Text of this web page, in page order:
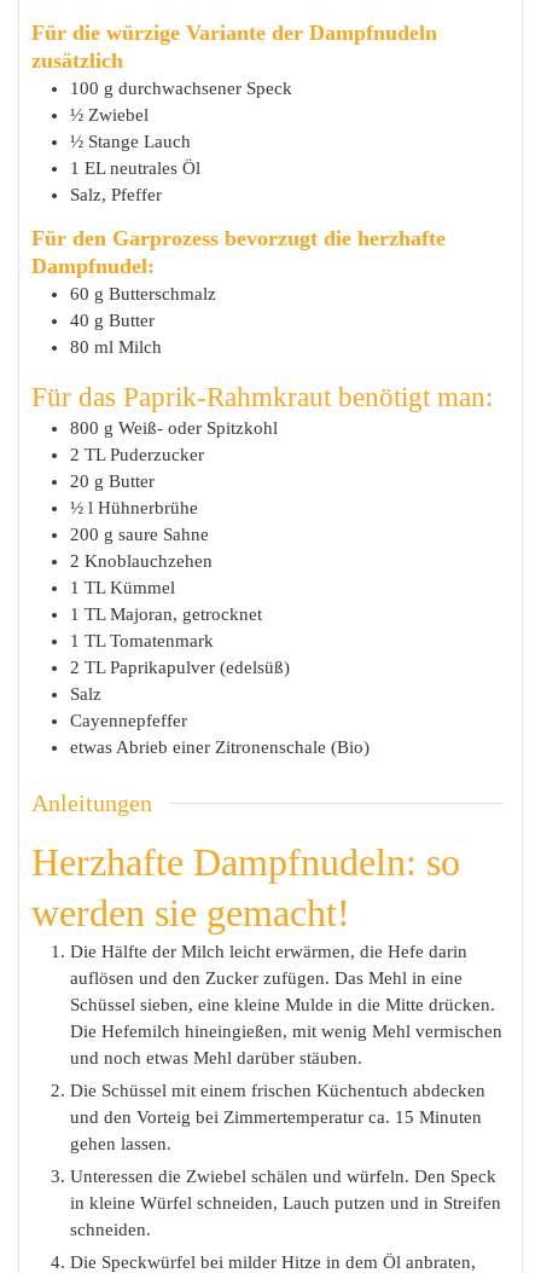
Für die würzige Variante der Dampfnudeln
zusätzlich
100 g durchwachsener Speck
½ Zwiebel
½ Stange Lauch
1 EL neutrales Öl
Salz, Pfeffer
Für den Garprozess bevorzugt die herzhafte
Dampfnudel:
60 g Butterschmalz
40 g Butter
80 ml Milch
Für das Paprik-Rahmkraut benötigt man:
800 g Weiß- oder Spitzkohl
2 TL Puderzucker
20 g Butter
½ l Hühnerbrühe
200 g saure Sahne
2 Knoblauchzehen
1 TL Kümmel
1 TL Majoran, getrocknet
1 TL Tomatenmark
2 TL Paprikapulver (edelsüß)
Salz
Cayennepfeffer
etwas Abrieb einer Zitronenschale (Bio)
Anleitungen
Herzhafte Dampfnudeln: so
werden sie gemacht!
Die Hälfte der Milch leicht erwärmen, die Hefe darin
auflösen und den Zucker zufügen. Das Mehl in eine
Schüssel sieben, eine kleine Mulde in die Mitte drücken.
Die Hefemilch hineingießen, mit wenig Mehl vermischen
und noch etwas Mehl darüber stäuben.
Die Schüssel mit einem frischen Küchentuch abdecken
und den Vorteig bei Zimmertemperatur ca. 15 Minuten
gehen lassen.
Unteressen die Zwiebel schälen und würfeln. Den Speck
in kleine Würfel schneiden, Lauch putzen und in Streifen
schneiden.
Die Speckwürfel bei milder Hitze in dem Öl anbraten,